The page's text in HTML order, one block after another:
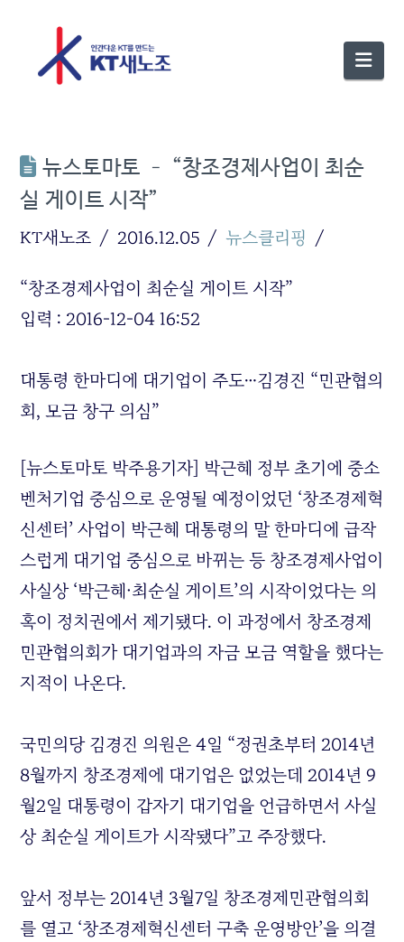
뉴스토마토 – “창조경제사업이 최순
실 게이트 시작”
KT새노조 2016.12.05 뉴스클리핑
“창조경제사업이 최순실 게이트 시작”
입력 : 2016-12-04 16:52
대통령 한마디에 대기업이 주도…김경진 “민관협의
회, 모금 창구 의심”
[뉴스토마토 박주용기자] 박근혜 정부 초기에 중소
벤처기업 중심으로 운영될 예정이었던 ‘창조경제혁
신센터’ 사업이 박근혜 대통령의 말 한마디에 급작
스럽게 대기업 중심으로 바뀌는 등 창조경제사업이
사실상 ‘박근혜·최순실 게이트’의 시작이었다는 의
혹이 정치권에서 제기됐다. 이 과정에서 창조경제
민관협의회가 대기업과의 자금 모금 역할을 했다는
지적이 나온다.
국민의당 김경진 의원은 4일 “정권초부터 2014년
8월까지 창조경제에 대기업은 없었는데 2014년 9
월2일 대통령이 갑자기 대기업을 언급하면서 사실
상 최순실 게이트가 시작됐다”고 주장했다.
앞서 정부는 2014년 3월7일 창조경제민관협의회
를 열고 ‘창조경제혁신센터 구축 운영방안’을 의결